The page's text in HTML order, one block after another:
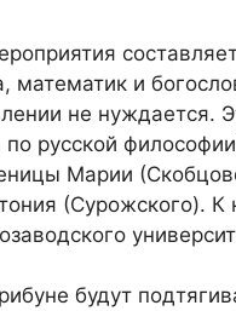
математик и
не нуждается.
по русской
Марии
(Сурожского).
будут